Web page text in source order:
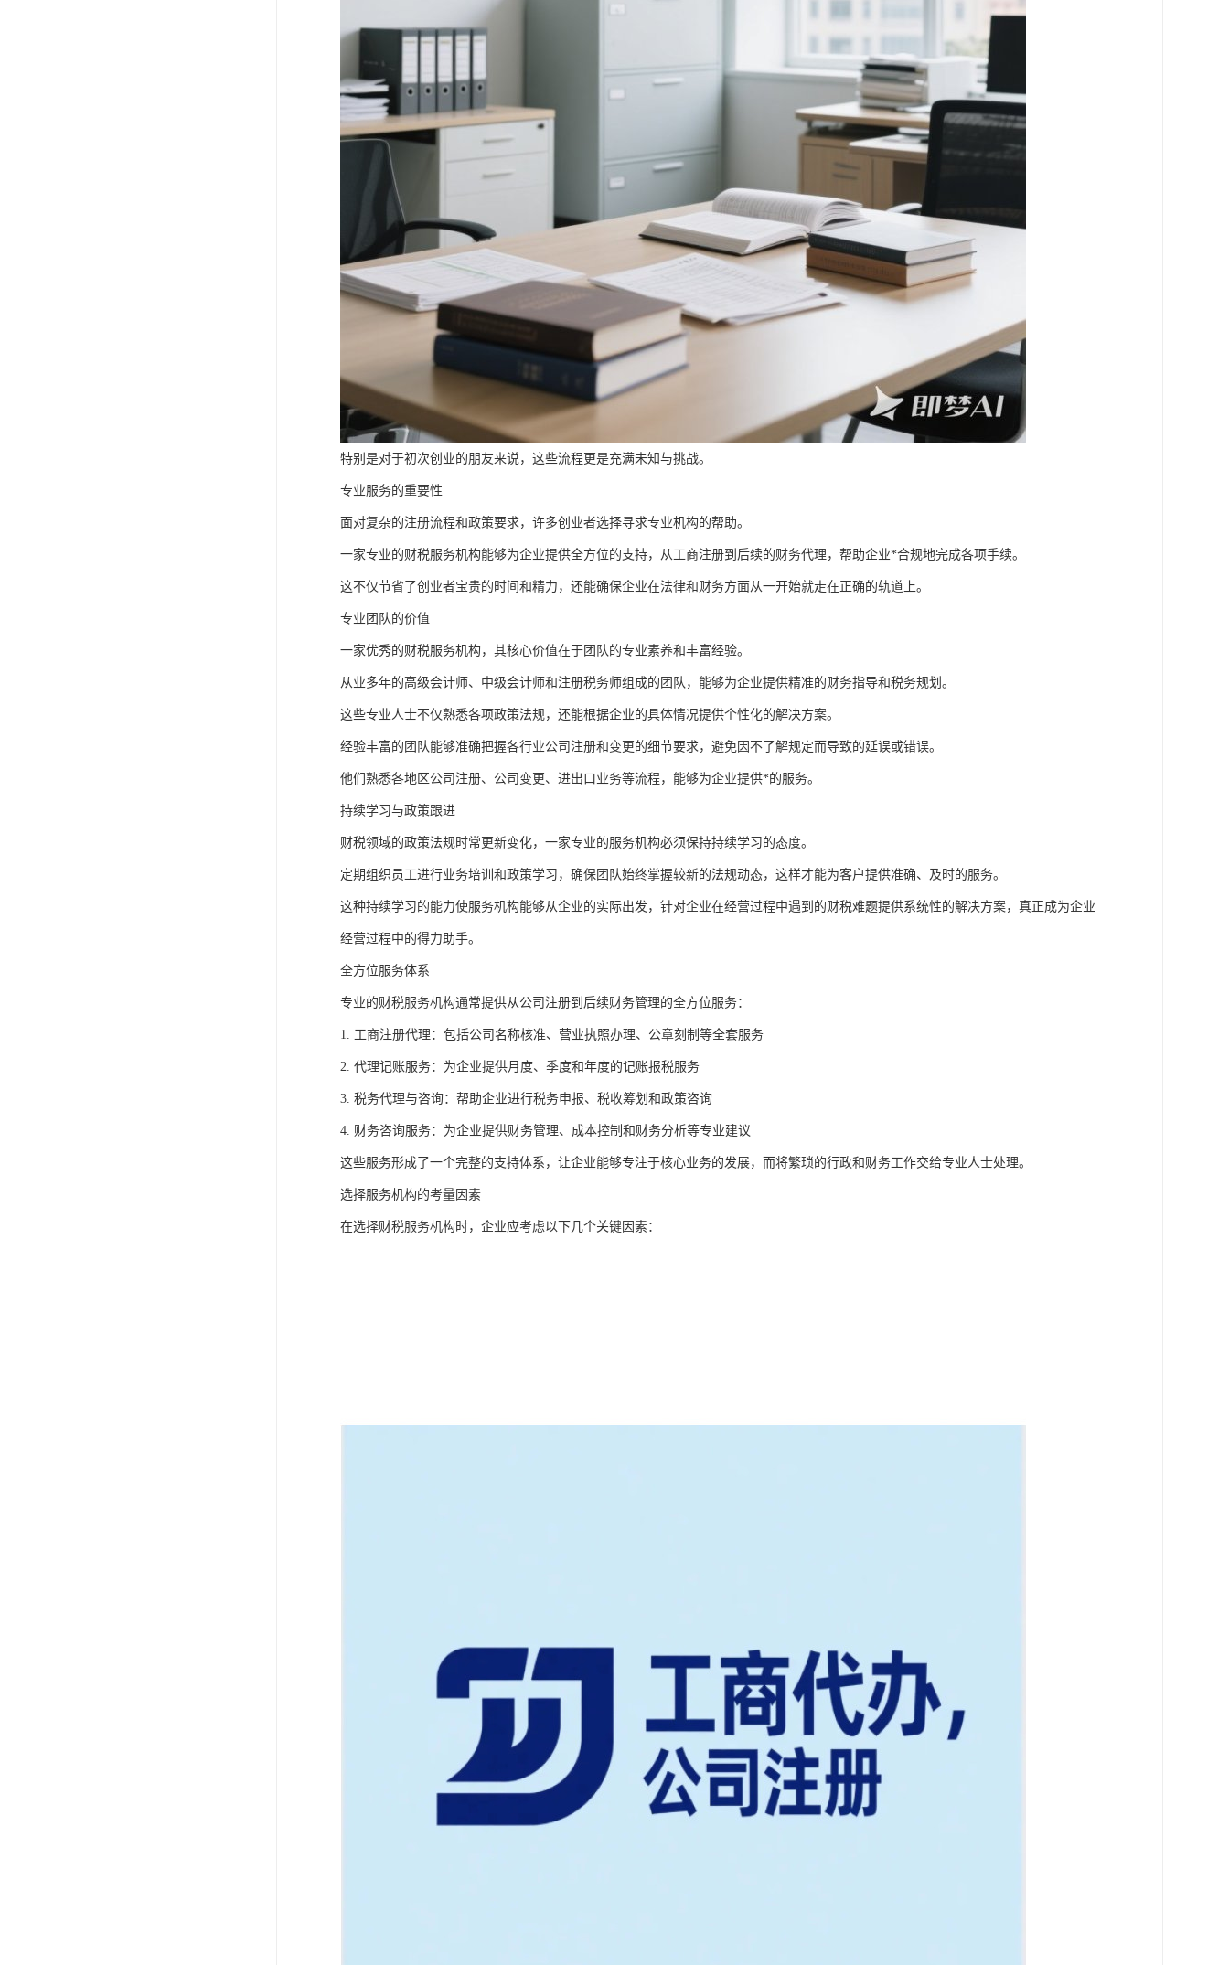
特别是对于初次创业的朋友来说，这些流程更是充满未知与挑战。
专业服务的重要性
面对复杂的注册流程和政策要求，许多创业者选择寻求专业机构的帮助。
一家专业的财税服务机构能够为企业提供全方位的支持，从工商注册到后续的财务代理，帮助企业*合规地完成各项手续。
这不仅节省了创业者宝贵的时间和精力，还能确保企业在法律和财务方面从一开始就走在正确的轨道上。
专业团队的价值
一家优秀的财税服务机构，其核心价值在于团队的专业素养和丰富经验。
从业多年的高级会计师、中级会计师和注册税务师组成的团队，能够为企业提供精准的财务指导和税务规划。
这些专业人士不仅熟悉各项政策法规，还能根据企业的具体情况提供个性化的解决方案。
经验丰富的团队能够准确把握各行业公司注册和变更的细节要求，避免因不了解规定而导致的延误或错误。
他们熟悉各地区公司注册、公司变更、进出口业务等流程，能够为企业提供*的服务。
持续学习与政策跟进
财税领域的政策法规时常更新变化，一家专业的服务机构必须保持持续学习的态度。
定期组织员工进行业务培训和政策学习，确保团队始终掌握较新的法规动态，这样才能为客户提供准确、及时的服务。
这种持续学习的能力使服务机构能够从企业的实际出发，针对企业在经营过程中遇到的财税难题提供系统性的解决方案，真正成为企业
经营过程中的得力助手。
全方位服务体系
专业的财税服务机构通常提供从公司注册到后续财务管理的全方位服务：
1. 工商注册代理：包括公司名称核准、营业执照办理、公章刻制等全套服务
2. 代理记账服务：为企业提供月度、季度和年度的记账报税服务
3. 税务代理与咨询：帮助企业进行税务申报、税收筹划和政策咨询
4. 财务咨询服务：为企业提供财务管理、成本控制和财务分析等专业建议
这些服务形成了一个完整的支持体系，让企业能够专注于核心业务的发展，而将繁琐的行政和财务工作交给专业人士处理。
选择服务机构的考量因素
在选择财税服务机构时，企业应考虑以下几个关键因素：